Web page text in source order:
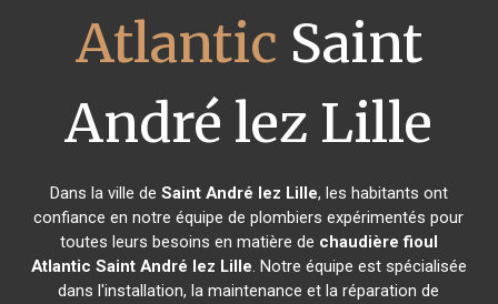
Atlantic Saint
André lez Lille
Dans la ville de Saint André lez Lille, les habitants ont
confiance en notre équipe de plombiers expérimentés pour
toutes leurs besoins en matière de chaudière fioul
Atlantic Saint André lez Lille. Notre équipe est spécialisée
dans l'installation, la maintenance et la réparation de